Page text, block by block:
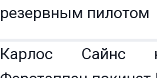
резервным пилотом
Карлос Сайнс